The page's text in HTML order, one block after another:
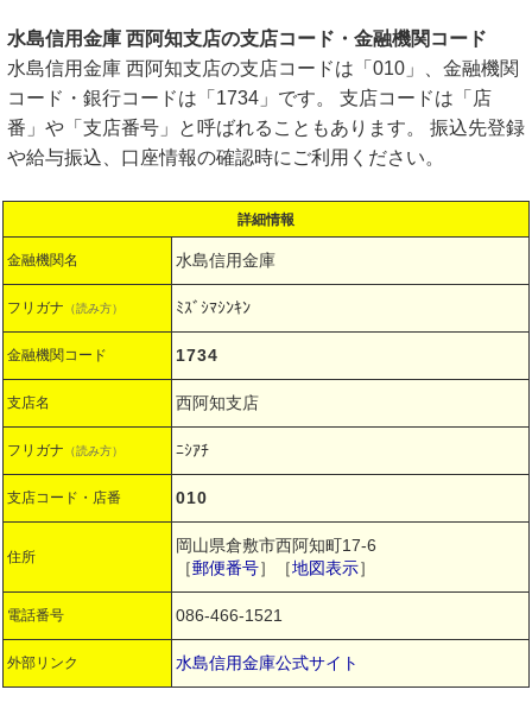
水島信用金庫 西阿知支店の支店コード・金融機関コード
水島信用金庫 西阿知支店の支店コードは「010」、金融機関
コード・銀行コードは「1734」です。 支店コードは「店
番」や「支店番号」と呼ばれることもあります。 振込先登録
や給与振込、口座情報の確認時にご利用ください。
詳細情報
金融機関名 水島信用金庫
フリガナ （読み方） ﾐｽﾞｼﾏｼﾝｷﾝ
金融機関コード 1734
支店名 西阿知支店
フリガナ （読み方） ﾆｼｱﾁ
支店コード・店番 010
住所
岡山県倉敷市西阿知町17-6
［郵便番号］［地図表示］
電話番号 086-466-1521
外部リンク 水島信用金庫公式サイト